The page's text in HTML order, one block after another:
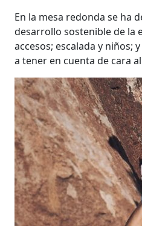
En la mesa redonda se ha
desarrollo sostenible de la
accesos; escalada y niños;
a tener en cuenta de cara